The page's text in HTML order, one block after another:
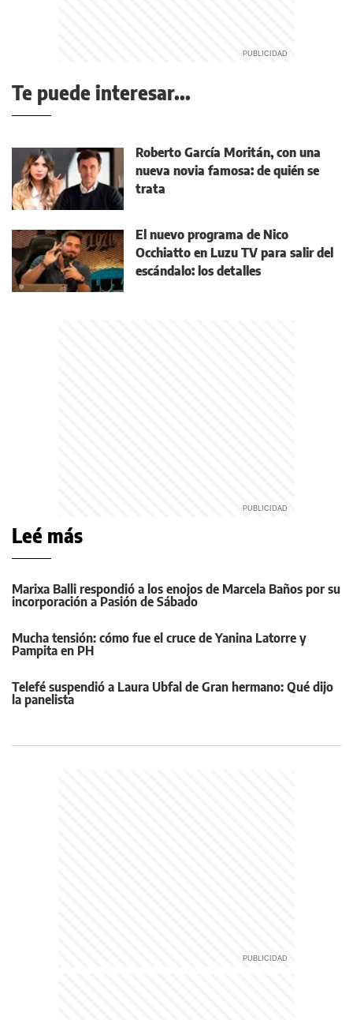
Te puede interesar...
Roberto García Moritán, con una
nueva novia famosa: de quién se
trata
El nuevo programa de Nico
Occhiatto en Luzu TV para salir del
escándalo: los detalles
Leé más
Marixa Balli respondió a los enojos de Marcela Baños por su
incorporación a Pasión de Sábado
Mucha tensión: cómo fue el cruce de Yanina Latorre y
Pampita en PH
Telefé suspendió a Laura Ubfal de Gran hermano: Qué dijo
la panelista